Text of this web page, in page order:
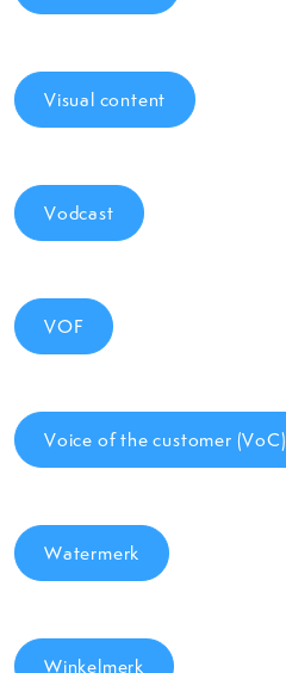
Visual content
Vodcast
VOF
Voice of the customer (VoC)
Watermerk
Winkelmerk